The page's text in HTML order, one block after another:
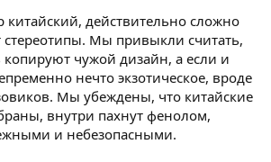
китайский, действительно сложно
Мы привыкли считать,
чужой дизайн, а если и
нечто экзотическое, вроде
Мы убеждены, что китайские
внутри пахнут фенолом,
и небезопасными.